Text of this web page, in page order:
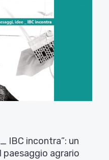
IBC incontra”: un
agrario